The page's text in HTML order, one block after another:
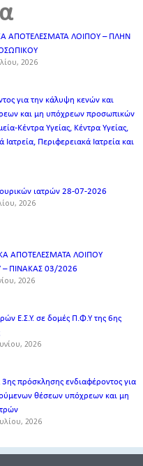
ΑΠΟΤΕΛΕΣΜΑΤΑ ΛΟΙΠΟΥ – ΠΛΗΝ
2026
για την κάλυψη κενών και
και μη υπόχρεων προσωπικών
Κέντρα Υγείας, Κέντρα Υγείας,
Περιφερειακά Ιατρεία και
ιατρών 28-07-2026
2026
ΑΠΟΤΕΛΕΣΜΑΤΑ ΛΟΙΠΟΥ
– ΠΙΝΑΚΑΣ 03/2026
2026
Ε.Σ.Υ. σε δομές Π.Φ.Υ της 6ης
2026
πρόσκλησης ενδιαφέροντος για
θέσεων υπόχρεων και μη
2026